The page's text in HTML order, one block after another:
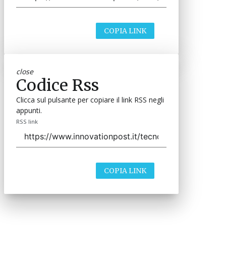
COPIA LINK
close
Codice Rss
Clicca sul pulsante per copiare il link RSS negli
appunti.
RSS link
COPIA LINK